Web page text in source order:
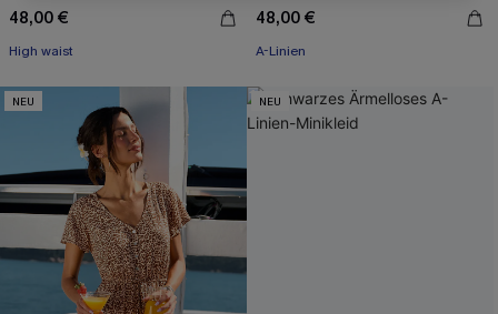
48,00 €
High waist
48,00 €
A-Linien
NEU NEU